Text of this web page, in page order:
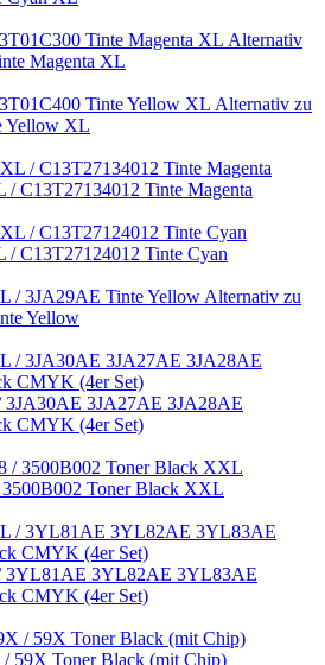
Alternativ
Magenta XL
Alternativ zu
Yellow XL
C13T27134012 Tinte Magenta
/ C13T27124012 Tinte Cyan
Alternativ zu
Yellow
3JA30AE 3JA27AE 3JA28AE
CMYK (4er Set)
Toner Black XXL
3YL81AE 3YL82AE 3YL83AE
CMYK (4er Set)
59X Toner Black (mit Chip)